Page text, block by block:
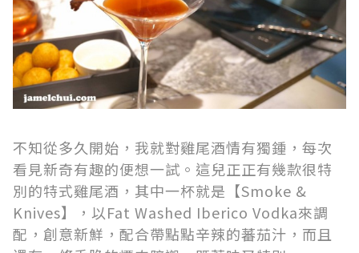
不知從多久開始，我就對雞尾酒情有獨鍾，每次
看見新奇有趣的便想一試。這兒正正有幾款很特
別的特式雞尾酒，其中一杯就是【Smoke &
Knives】，以Fat Washed Iberico Vodka來調
配，創意新鮮，配合帶點點辛辣的蕃茄汁，而且